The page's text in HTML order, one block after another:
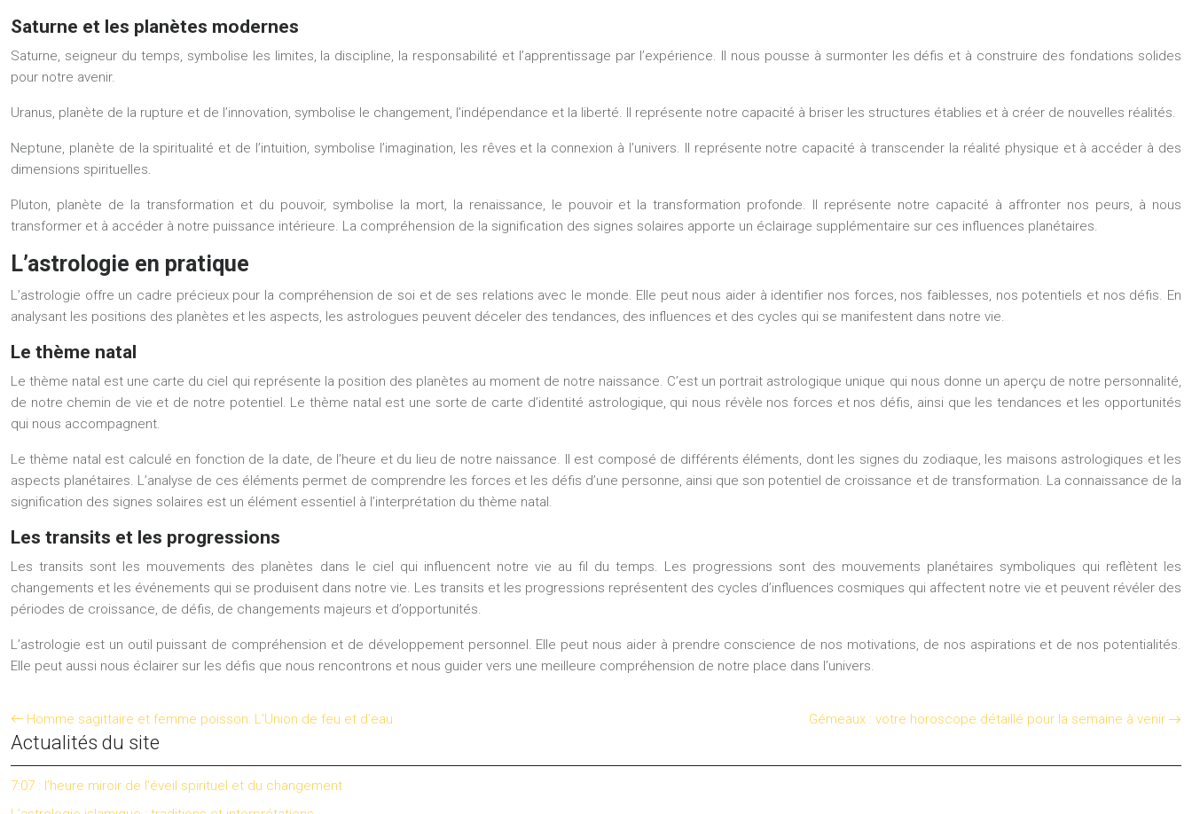
Saturne et les planètes modernes
Saturne, seigneur du temps, symbolise les limites, la discipline, la responsabilité et l’apprentissage par l’expérience. Il nous pousse à surmonter les défis et à construire des fondations solides
pour notre avenir.
Uranus, planète de la rupture et de l’innovation, symbolise le changement, l’indépendance et la liberté. Il représente notre capacité à briser les structures établies et à créer de nouvelles réalités.
Neptune, planète de la spiritualité et de l’intuition, symbolise l’imagination, les rêves et la connexion à l’univers. Il représente notre capacité à transcender la réalité physique et à accéder à des
dimensions spirituelles.
Pluton, planète de la transformation et du pouvoir, symbolise la mort, la renaissance, le pouvoir et la transformation profonde. Il représente notre capacité à affronter nos peurs, à nous
transformer et à accéder à notre puissance intérieure. La compréhension de la signification des signes solaires apporte un éclairage supplémentaire sur ces influences planétaires.
L’astrologie en pratique
L’astrologie offre un cadre précieux pour la compréhension de soi et de ses relations avec le monde. Elle peut nous aider à identifier nos forces, nos faiblesses, nos potentiels et nos défis. En
analysant les positions des planètes et les aspects, les astrologues peuvent déceler des tendances, des influences et des cycles qui se manifestent dans notre vie.
Le thème natal
Le thème natal est une carte du ciel qui représente la position des planètes au moment de notre naissance. C’est un portrait astrologique unique qui nous donne un aperçu de notre personnalité,
de notre chemin de vie et de notre potentiel. Le thème natal est une sorte de carte d’identité astrologique, qui nous révèle nos forces et nos défis, ainsi que les tendances et les opportunités
qui nous accompagnent.
Le thème natal est calculé en fonction de la date, de l’heure et du lieu de notre naissance. Il est composé de différents éléments, dont les signes du zodiaque, les maisons astrologiques et les
aspects planétaires. L’analyse de ces éléments permet de comprendre les forces et les défis d’une personne, ainsi que son potentiel de croissance et de transformation. La connaissance de la
signification des signes solaires est un élément essentiel à l’interprétation du thème natal.
Les transits et les progressions
Les transits sont les mouvements des planètes dans le ciel qui influencent notre vie au fil du temps. Les progressions sont des mouvements planétaires symboliques qui reflètent les
changements et les événements qui se produisent dans notre vie. Les transits et les progressions représentent des cycles d’influences cosmiques qui affectent notre vie et peuvent révéler des
périodes de croissance, de défis, de changements majeurs et d’opportunités.
L’astrologie est un outil puissant de compréhension et de développement personnel. Elle peut nous aider à prendre conscience de nos motivations, de nos aspirations et de nos potentialités.
Elle peut aussi nous éclairer sur les défis que nous rencontrons et nous guider vers une meilleure compréhension de notre place dans l’univers.
Homme sagittaire et femme poisson: L’Union de feu et d’eau Gémeaux : votre horoscope détaillé pour la semaine à venir
Actualités du site
7:07 : l’heure miroir de l’éveil spirituel et du changement